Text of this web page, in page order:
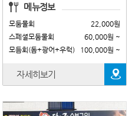
메뉴정보
모둠물회
22,000원
스페셜모둠물회
60,000원 ~
모듬회(돔+광어+우럭)
100,000원 ~
자세히보기